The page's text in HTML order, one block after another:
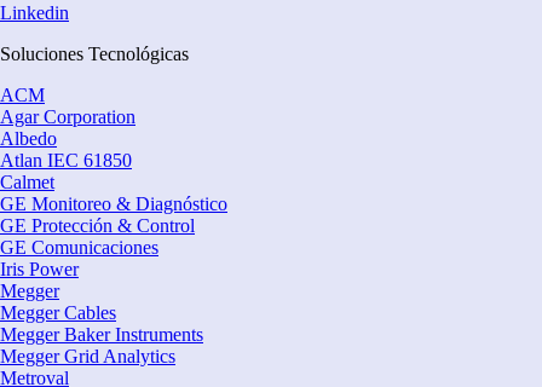
Linkedin
Soluciones Tecnológicas
ACM
Agar Corporation
Albedo
Atlan IEC 61850
Calmet
GE Monitoreo & Diagnóstico
GE Protección & Control
GE Comunicaciones
Iris Power
Megger
Megger Cables
Megger Baker Instruments
Megger Grid Analytics
Metroval